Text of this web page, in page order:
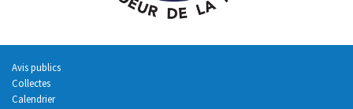
Avis publics
Collectes
Calendrier